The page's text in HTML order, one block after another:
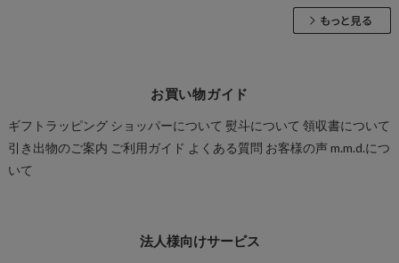
お買い物ガイド
ギフトラッピング ショッパーについて 熨斗について 領収書について
引き出物のご案内 ご利用ガイド よくある質問 お客様の声m.m.d.につ
いて
法人様向けサービス